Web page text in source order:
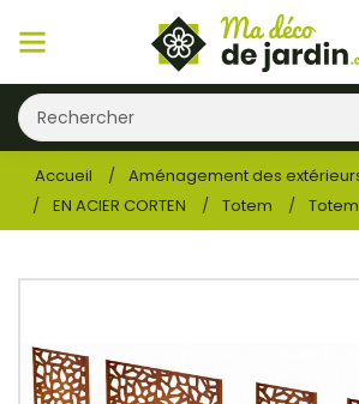
Accueil
Aménagement des
EN ACIER CORTEN
Totem